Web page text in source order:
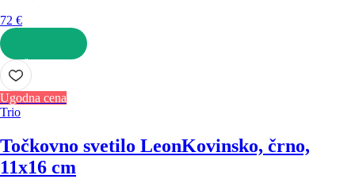
72 €
V KOŠARICO
Ugodna cena
Trio
Točkovno svetilo LeonKovinsko, črno,
11x16 cm